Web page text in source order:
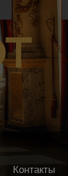
Контакты